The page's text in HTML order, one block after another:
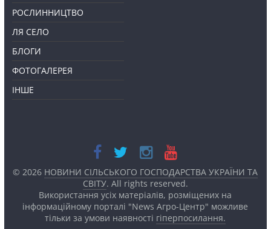
РОСЛИННИЦТВО
ЛЯ СЕЛО
БЛОГИ
ФОТОГАЛЕРЕЯ
ІНШЕ
© 2026 НОВИНИ СІЛЬСЬКОГО ГОСПОДАРСТВА УКРАЇНИ ТА
СВІТУ. All rights reserved.
Використання усіх матеріалів, розміщених на
інформаційному порталі "News Агро-Центр" можливе
тільки за умови наявності гіперпосилання.